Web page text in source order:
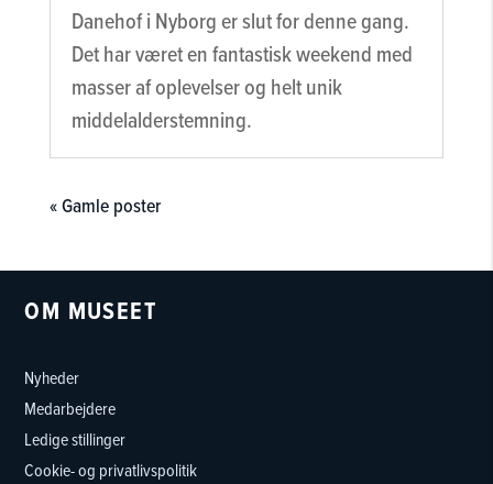
Danehof i Nyborg er slut for denne gang.
Det har været en fantastisk weekend med
masser af oplevelser og helt unik
middelalderstemning.
« Gamle poster
OM MUSEET
Nyheder
Medarbejdere
Ledige stillinger
Cookie- og privatlivspolitik